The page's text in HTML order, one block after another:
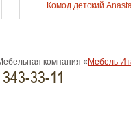
Комод детский
компания « Мебель
33-11